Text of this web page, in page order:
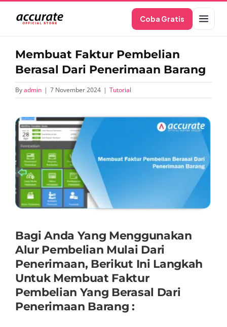
content
Coba Gratis
Membuat Faktur Pembelian
Berasal Dari Penerimaan Barang
Byadmin | 7 November 2024 | Tutorial
View
Larger
Image
Bagi Anda Yang Menggunakan
Alur Pembelian Mulai Dari
Penerimaan, Berikut Ini Langkah
Untuk Membuat Faktur
Pembelian Yang Berasal Dari
Penerimaan Barang :